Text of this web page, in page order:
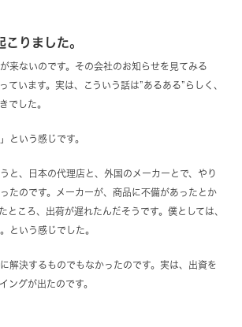
りました。
来ないのです。その会社のお知らせを見てみる
ています。実は、こういう話は”あるある”らしく、
でした。
という感じです。
と、日本の代理店と、外国のメーカーとで、やり
たのです。メーカーが、商品に不備があったとか
ところ、出荷が遅れたんだそうです。僕としては、
という感じでした。
解決するものでもなかったのです。実は、出資を
ングが出たのです。